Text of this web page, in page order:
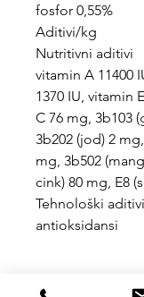
fosfor 0,55%
Aditivi/kg
Nutritivni aditivi
vitamin A 11400
1370 IU, vitamin
C 76 mg, 3b103
3b202 (jod) 2
mg, 3b502
cink) 80 mg, E8
Tehnološki aditivi
antioksidansi